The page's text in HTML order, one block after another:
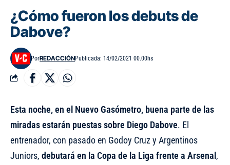
¿Cómo fueron los debuts de
Dabove?
PorREDACCIÓNPublicada: 14/02/2021 00.00hs
Esta noche, en el Nuevo Gasómetro, buena parte de las
miradas estarán puestas sobre Diego Dabove. El
entrenador, con pasado en Godoy Cruz y Argentinos
Juniors, debutará en la Copa de la Liga frente a Arsenal ,